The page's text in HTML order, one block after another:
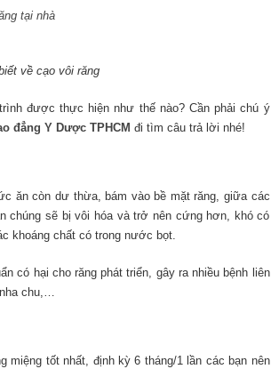
tại nhà
về cạo vôi răng
được thực hiện như thế nào? Cần phải chú ý
đẳng Y Dược TPHCM đi tìm câu trả lời nhé!
ăn còn dư thừa, bám vào bề mặt răng, giữa các
chúng sẽ bị vôi hóa và trở nên cứng hơn, khó có
khoáng chất có trong nước bọt.
có hại cho răng phát triển, gây ra nhiều bệnh liên
chu,…
miệng tốt nhất, định kỳ 6 tháng/1 lần các bạn nên